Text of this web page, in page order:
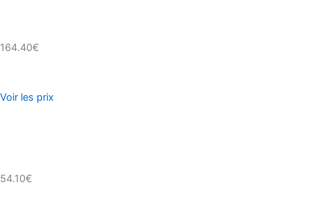
164.40€
Voir les prix
54.10€